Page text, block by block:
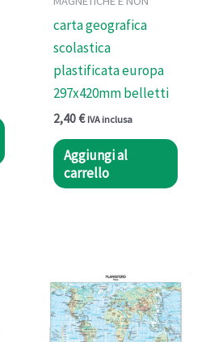
carta geografica
scolastica
plastificata europa
297x420mm belletti
2,40€ IVA inclusa
Aggiungi al
carrello